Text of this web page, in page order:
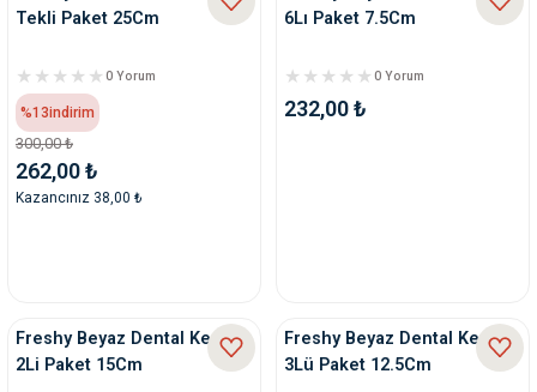
Tekli Paket 25Cm
0 Yorum
%13indirim
300,00 ₺
262,00 ₺
Kazancınız 38,00 ₺
6Lı Paket 7.5Cm
0 Yorum
232,00 ₺
Freshy Beyaz Dental Kemik
2Li Paket 15Cm
Freshy Beyaz Dental Kemik
3Lü Paket 12.5Cm